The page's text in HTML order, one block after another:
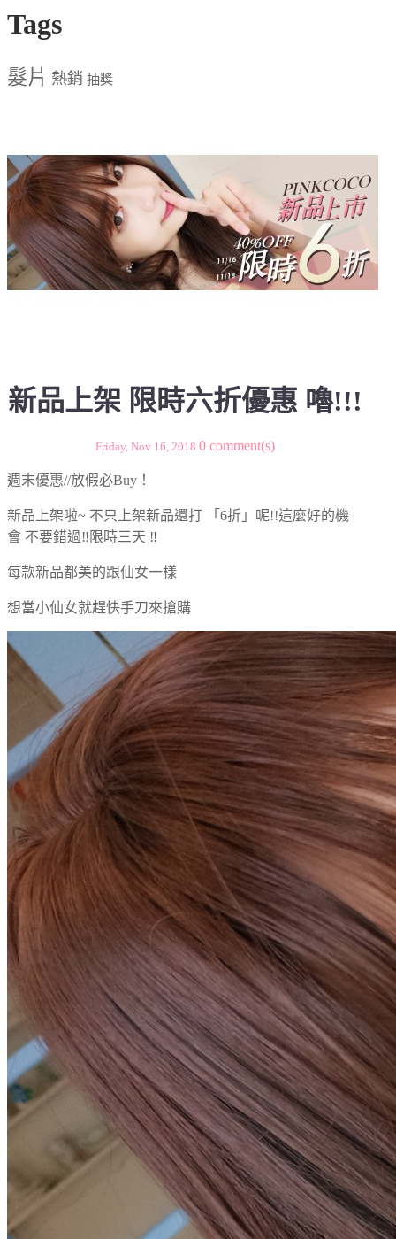
Tags
髮片 熱銷 抽獎
新品上架 限時六折優惠 嚕!!!
Friday, Nov 16, 2018 0comment(s)
週末優惠//放假必Buy！
新品上架啦~ 不只上架新品還打 「6折」呢!!這麼好的機
會 不要錯過‼️限時三天 ‼️
每款新品都美的跟仙女一樣
想當小仙女就趕快手刀來搶購